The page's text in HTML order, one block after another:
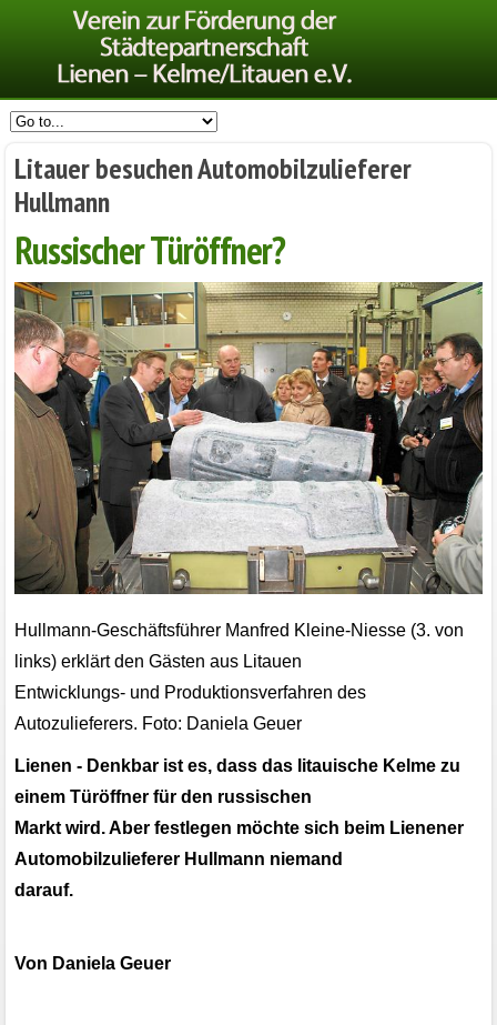
Litauer besuchen Automobilzulieferer
Hullmann
Russischer Türöffner?
Hullmann-Geschäftsführer Manfred Kleine-Niesse (3. von
links) erklärt den Gästen aus Litauen
Entwicklungs- und Produktionsverfahren des
Autozulieferers. Foto: Daniela Geuer
Lienen - Denkbar ist es, dass das litauische Kelme zu
einem Türöffner für den russischen
Markt wird. Aber festlegen möchte sich beim Lienener
Automobilzulieferer Hullmann niemand
darauf.
Von Daniela Geuer